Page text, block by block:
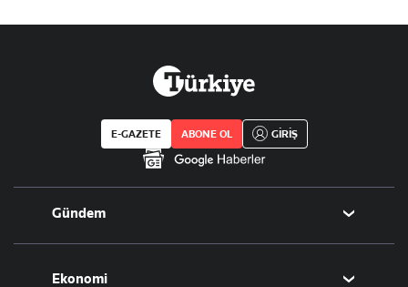
E-GAZETE ABONE OL GİRİŞ
Gündem
Politika
Eğitim
Ekonomi